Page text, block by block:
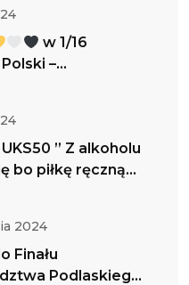
w 1/16
–
” Z alkoholu
bo piłkę ręczną
2024
Finału
Podlaskiego